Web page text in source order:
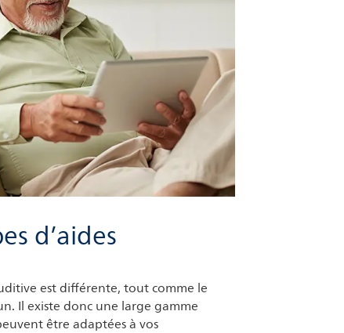
d’aides
est différente, tout comme le
Il existe donc une large gamme
être adaptées à vos